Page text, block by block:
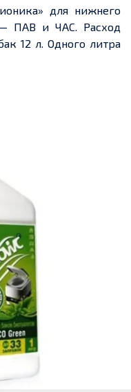
для нижнего
— ПАВ и ЧАС. Расход
12 л. Одного литра